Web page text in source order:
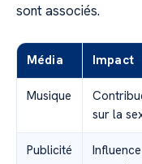
sont associés.
Média Impact
Musique
sur la
Publicité